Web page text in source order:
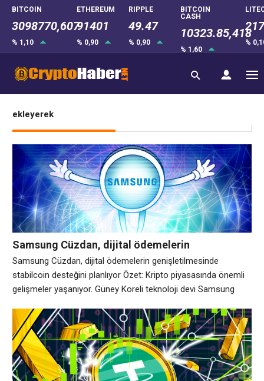
BITCOIN
3098770,607
% 1,10
ETHEREUM
91401
% 0,90
RIPPLE
49.47
% 0,90
BITCOIN
CASH
10323.85,418
% 1,60
%
ekleyerek
Samsung Cüzdan, dijital ödemelerin
genişletilmesinde stabilcoin desteğini planlıyor
Samsung Cüzdan, dijital ödemelerin genişletilmesinde
stabilcoin desteğini planlıyor Özet: Kripto piyasasında önemli
gelişmeler yaşanıyor. Güney Koreli teknoloji devi Samsung
geleneksel ödemelerin ötesine genişletmeyi planladığını
söyledi. Samsung ürün müdürü Lee Dinham, Çarşamba günü
yıllık Galaxy Unpacked vitrininde şirketin ödemeleri, ödülleri ve
dijital varlıkları tek bir cüzdan deneyimine entegre etmeye
doğru